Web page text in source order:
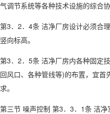
气调节系统等各种技术设施的综合
第3．2．4条 洁净厂房设计必须合
竖向标高。
第3．2．5条 洁净厂房内各种固定
回风口、各种管线等)的布置，宜首
求。
第三节 噪声控制 第3．3．1条 洁